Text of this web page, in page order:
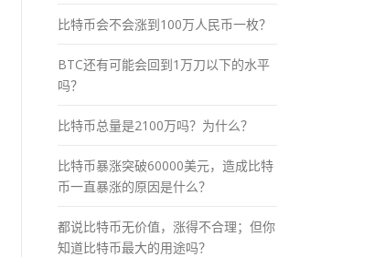
比特币会不会涨到100万人民币一枚？
BTC还有可能会回到1万刀以下的水平
吗？
比特币总量是2100万吗？为什么？
比特币暴涨突破60000美元，造成比特
币一直暴涨的原因是什么？
都说比特币无价值，涨得不合理；但你
知道比特币最大的用途吗？